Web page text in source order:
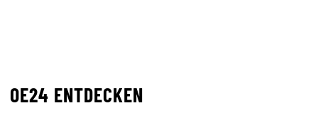
OE24 ENTDECKEN